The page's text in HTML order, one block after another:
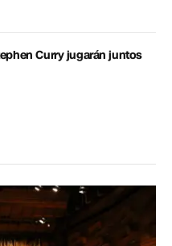
Curry jugarán juntos